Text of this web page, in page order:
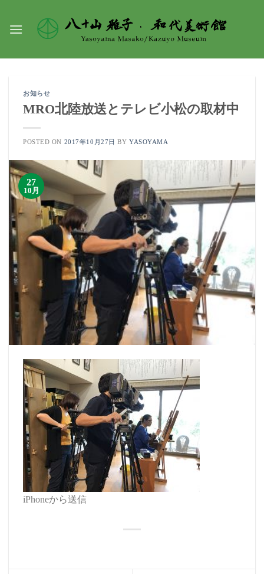
content
お知らせ
MRO北陸放送とテレビ小松の取材中
POSTED ON 2017年10月27日 BYYASOYAMA
27
10月
iPhoneから送信